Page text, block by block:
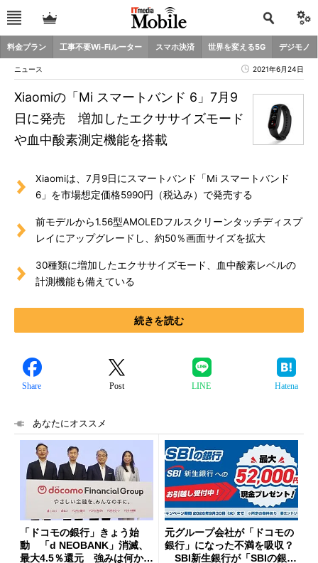
料金プラン 工事不要Wi-Fiルーター スマホ決済 世界を変える5G デジモノ
ニュース 2021年6月24日
Xiaomiの「Mi スマートバンド 6」7月9
日に発売 増加したエクササイズモード
や血中酸素測定機能を搭載
Xiaomiは、7月9日にスマートバンド「Mi スマートバンド
6」を市場想定価格5990円（税込み）で発売する
前モデルから1.56型AMOLEDフルスクリーンタッチディスプ
レイにアップグレードし、約50％画面サイズを拡大
30種類に増加したエクササイズモード、血中酸素レベルの
計測機能も備えている
続きを読む
Share Post LINE Hatena
あなたにオススメ
「ドコモの銀行」きょう始
動 「d NEOBANK」消滅、
最大4.5％還元 強みは何か解
元グループ会社が「ドコモの
銀行」になった不満を吸収？
SBI新生銀行が「SBIの銀